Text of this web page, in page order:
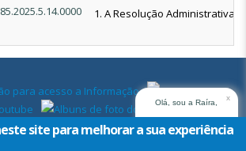
1. A Resolução Administrativa
Olá, sou a Raíra,
assistente virtual do
TRT14. Em que posso
x
site para melhorar a sua experiência